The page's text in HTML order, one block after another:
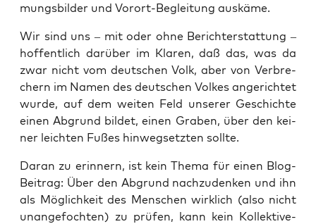
mungs­bil­der und Vor­ort-Beglei­tung auskäme.
Wir sind uns – mit oder ohne Bericht­erstat­tung –
hof­fent­lich dar­über im Kla­ren, daß das, was da
zwar nicht vom deut­schen Volk, aber von Ver­bre­
chern im Namen des deut­schen Vol­kes ange­rich­tet
wur­de, auf dem wei­ten Feld unse­rer Geschich­te
einen Abgrund bil­det, einen Gra­ben, über den kei­
ner leich­ten Fußes hin­weg­setz­ten sollte.
Dar­an zu erin­nern, ist kein The­ma für einen Blog-
Bei­trag: Über den Abgrund nach­zu­den­ken und ihn
als Mög­lich­keit des Men­schen wirk­lich (also nicht
unan­ge­foch­ten) zu prü­fen, kann kein Kol­lek­ti­v­e­